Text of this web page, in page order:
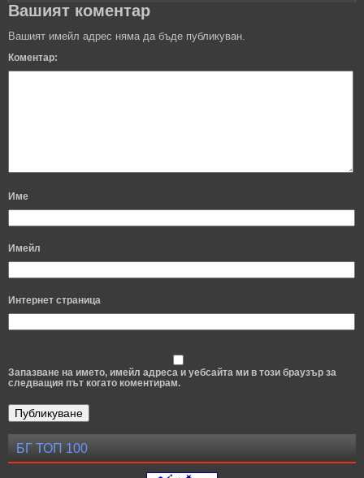
Вашият коментар
Вашият имейл адрес няма да бъде публикуван.
Коментар:
Име
Имейл
Интернет страница
Запазване на името, имейл адреса и уебсайта ми в този браузър за
следващия път когато коментирам.
БГ ТОП 100